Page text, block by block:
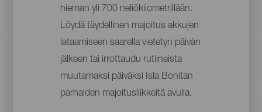
hieman yli 700 neliökilometrillään.
Löydä täydellinen majoitus akkujen
lataamiseen saarella vietetyn päivän
jälkeen tai irrottaudu rutiineista
muutamaksi päiväksi Isla Bonitan
parhaiden majoitusliikkeitä avulla.